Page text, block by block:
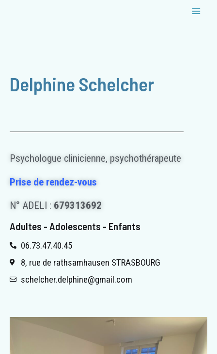
Delphine Schelcher
Psychologue clinicienne, psychothérapeute
Prise de rendez-vous
N° ADELI : 679313692
Adultes - Adolescents - Enfants
06.73.47.40.45
8, rue de rathsamhausen STRASBOURG
schelcher.delphine@gmail.com